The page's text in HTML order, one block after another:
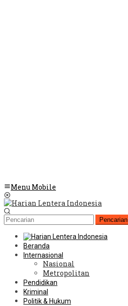
Menu Mobile
Pencarian
Beranda
Internasional
Nasional
Metropolitan
Pendidikan
Kriminal
Politik & Hukum